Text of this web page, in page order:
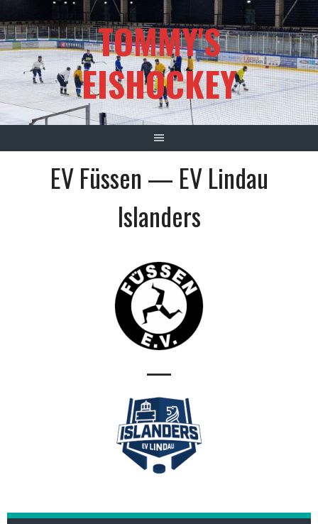
zum
Inhalt
TOMMY'S
EISHOCKEY
EV Füssen — EV Lindau
Islanders
—